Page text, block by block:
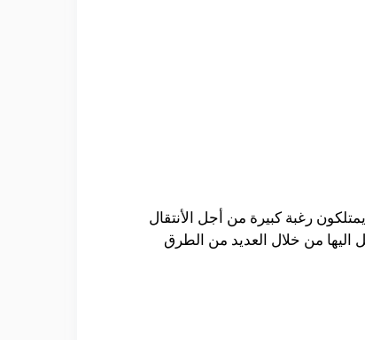
رغبة كبيرة من أجل الأنتقال
من خلال العديد من الطرق